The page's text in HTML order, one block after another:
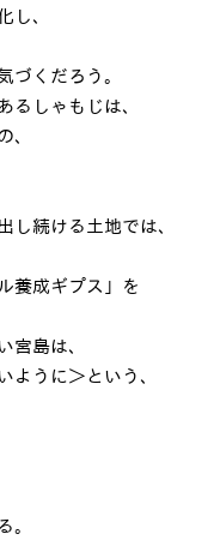
し、
くだろう。
しゃもじは、
、
続ける土地では、
養成ギプス」を
島は、
うに＞という、
。